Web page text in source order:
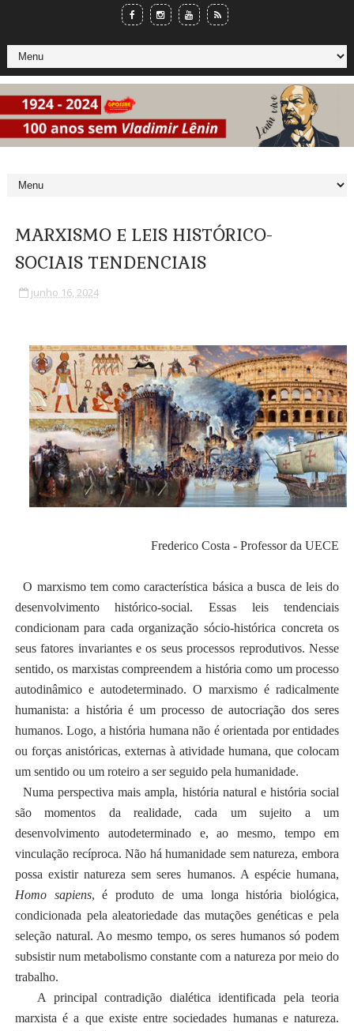
MARXISMO E LEIS HISTÓRICO-
SOCIAIS TENDENCIAIS
junho 16, 2024
Frederico Costa - Professor da UECE
O marxismo tem como característica básica a busca de leis do
desenvolvimento histórico-social. Essas leis tendenciais
condicionam para cada organização sócio-histórica concreta os
seus fatores invariantes e os seus processos reprodutivos. Nesse
sentido, os marxistas compreendem a história como um processo
autodinâmico e autodeterminado. O marxismo é radicalmente
humanista: a história é um processo de autocriação dos seres
humanos. Logo, a história humana não é orientada por entidades
ou forças anistóricas, externas à atividade humana, que colocam
um sentido ou um roteiro a ser seguido pela humanidade.
Numa perspectiva mais ampla, história natural e história social
são momentos da realidade, cada um sujeito a um
desenvolvimento autodeterminado e, ao mesmo, tempo em
vinculação recíproca. Não há humanidade sem natureza, embora
possa existir natureza sem seres humanos. A espécie humana,
Homo sapiens, é produto de uma longa história biológica,
condicionada pela aleatoriedade das mutações genéticas e pela
seleção natural. Ao mesmo tempo, os seres humanos só podem
subsistir num metabolismo constante com a natureza por meio do
trabalho.
A principal contradição dialética identificada pela teoria
marxista é a que existe entre sociedades humanas e natureza.